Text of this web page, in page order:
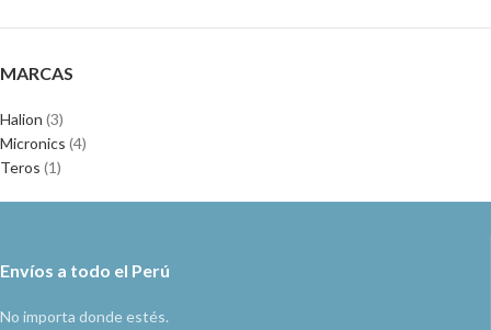
MARCAS
Halion (3)
Micronics (4)
Teros (1)
Envíos a todo el Perú
No importa donde estés.